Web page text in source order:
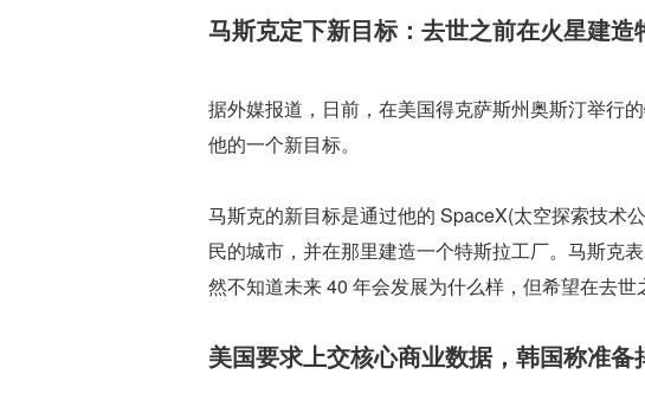
马斯克定下新目标：去世之前在火星建造
据外媒报道，日前，在美国得克萨斯州奥斯汀举行
他的一个新目标。
马斯克的新目标是通过他的 SpaceX(太空探索技术
民的城市，并在那里建造一个特斯拉工厂。马斯克
然不知道未来 40 年会发展为什么样，但希望在去世
美国要求上交核心商业数据，韩国称准